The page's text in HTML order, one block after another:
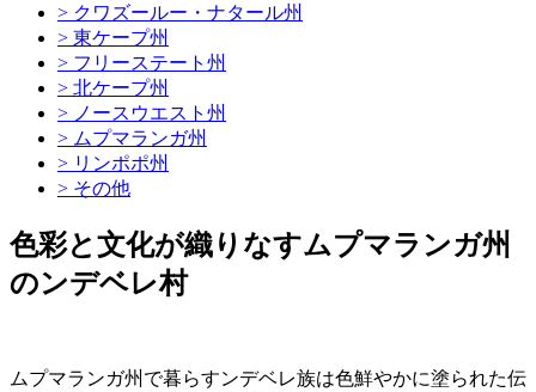
> クワズールー・ナタール州
> 東ケープ州
> フリーステート州
> 北ケープ州
> ノースウエスト州
> ムプマランガ州
> リンポポ州
> その他
色彩と文化が織りなすムプマランガ州
のンデベレ村
ムプマランガ州で暮らすンデベレ族は色鮮やかに塗られた伝